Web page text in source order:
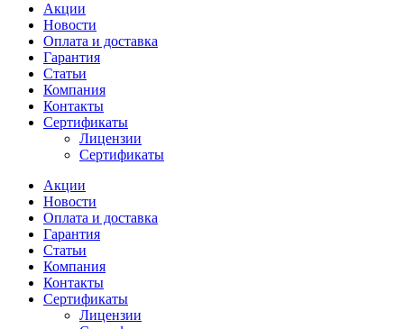
Акции
Новости
Оплата и доставка
Гарантия
Статьи
Компания
Контакты
Сертификаты
Лицензии
Сертификаты
Акции
Новости
Оплата и доставка
Гарантия
Статьи
Компания
Контакты
Сертификаты
Лицензии